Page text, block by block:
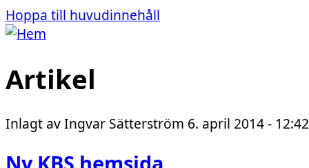
Hoppa till huvudinnehåll
Artikel
Inlagt avIngvar Sätterström 6. april 2014 - 12:42